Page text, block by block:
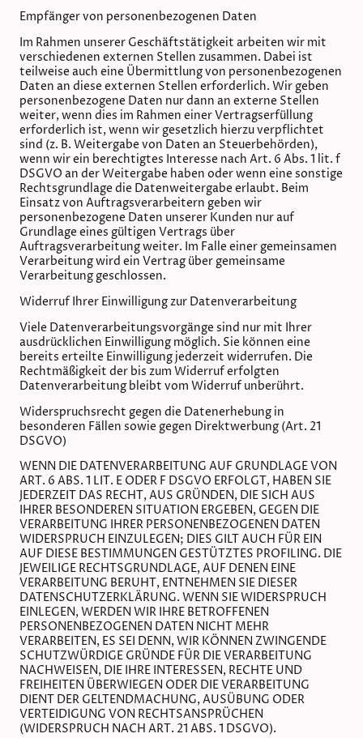
Empfänger von personenbezogenen Daten
Im Rahmen unserer Geschäftstätigkeit arbeiten wir mit
verschiedenen externen Stellen zusammen. Dabei ist
teilweise auch eine Übermittlung von personenbezogenen
Daten an diese externen Stellen erforderlich. Wir geben
personenbezogene Daten nur dann an externe Stellen
weiter, wenn dies im Rahmen einer Vertragserfüllung
erforderlich ist, wenn wir gesetzlich hierzu verpflichtet
sind (z. B. Weitergabe von Daten an Steuerbehörden),
wenn wir ein berechtigtes Interesse nach Art. 6 Abs. 1 lit. f
DSGVO an der Weitergabe haben oder wenn eine sonstige
Rechtsgrundlage die Datenweitergabe erlaubt. Beim
Einsatz von Auftragsverarbeitern geben wir
personenbezogene Daten unserer Kunden nur auf
Grundlage eines gültigen Vertrags über
Auftragsverarbeitung weiter. Im Falle einer gemeinsamen
Verarbeitung wird ein Vertrag über gemeinsame
Verarbeitung geschlossen.
Widerruf Ihrer Einwilligung zur Datenverarbeitung
Viele Datenverarbeitungsvorgänge sind nur mit Ihrer
ausdrücklichen Einwilligung möglich. Sie können eine
bereits erteilte Einwilligung jederzeit widerrufen. Die
Rechtmäßigkeit der bis zum Widerruf erfolgten
Datenverarbeitung bleibt vom Widerruf unberührt.
Widerspruchsrecht gegen die Datenerhebung in
besonderen Fällen sowie gegen Direktwerbung (Art. 21
DSGVO)
WENN DIE DATENVERARBEITUNG AUF GRUNDLAGE VON
ART. 6 ABS. 1 LIT. E ODER F DSGVO ERFOLGT, HABEN SIE
JEDERZEIT DAS RECHT, AUS GRÜNDEN, DIE SICH AUS
IHRER BESONDEREN SITUATION ERGEBEN, GEGEN DIE
VERARBEITUNG IHRER PERSONENBEZOGENEN DATEN
WIDERSPRUCH EINZULEGEN; DIES GILT AUCH FÜR EIN
AUF DIESE BESTIMMUNGEN GESTÜTZTES PROFILING. DIE
JEWEILIGE RECHTSGRUNDLAGE, AUF DENEN EINE
VERARBEITUNG BERUHT, ENTNEHMEN SIE DIESER
DATENSCHUTZERKLÄRUNG. WENN SIE WIDERSPRUCH
EINLEGEN, WERDEN WIR IHRE BETROFFENEN
PERSONENBEZOGENEN DATEN NICHT MEHR
VERARBEITEN, ES SEI DENN, WIR KÖNNEN ZWINGENDE
SCHUTZWÜRDIGE GRÜNDE FÜR DIE VERARBEITUNG
NACHWEISEN, DIE IHRE INTERESSEN, RECHTE UND
FREIHEITEN ÜBERWIEGEN ODER DIE VERARBEITUNG
DIENT DER GELTENDMACHUNG, AUSÜBUNG ODER
VERTEIDIGUNG VON RECHTSANSPRÜCHEN
(WIDERSPRUCH NACH ART. 21 ABS. 1 DSGVO).